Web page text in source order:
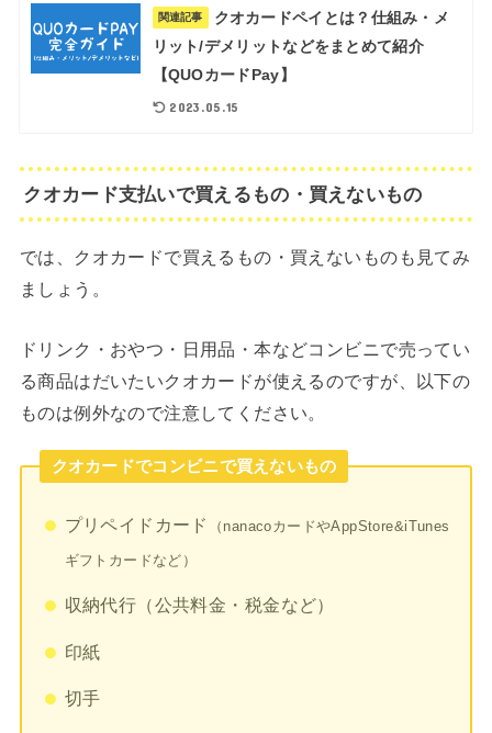
関連記事
クオカードペイとは？仕組み・メ
リット/デメリットなどをまとめて紹介
【QUOカードPay】
2023.05.15
クオカード支払いで買えるもの・買えないもの
では、クオカードで買えるもの・買えないものも見てみ
ましょう。
ドリンク・おやつ・日用品・本などコンビニで売ってい
る商品はだいたいクオカードが使えるのですが、以下の
ものは例外なので注意してください。
クオカードでコンビニで買えないもの
プリペイドカード （nanacoカードやAppStore&iTunes
ギフトカードなど）
収納代行（公共料金・税金など）
印紙
切手